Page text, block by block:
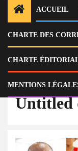
ACCUEIL
CHARTE DES
CHARTE
MENTIONS
Home
Actu
Haïti : les conseillers
Louis Gérald Gilles,
Untitled